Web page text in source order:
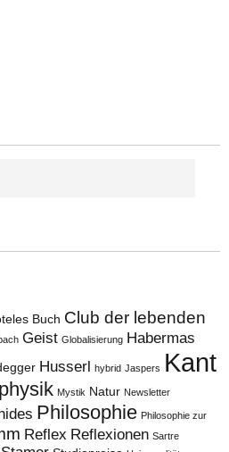
Buch Club der lebenden
Geist Globalisierung Habermas
Husserl hybrid Jaspers Kant
Mystik Natur Newsletter
Philosophie Philosophie zur
Reflex Reflexionen Sartre